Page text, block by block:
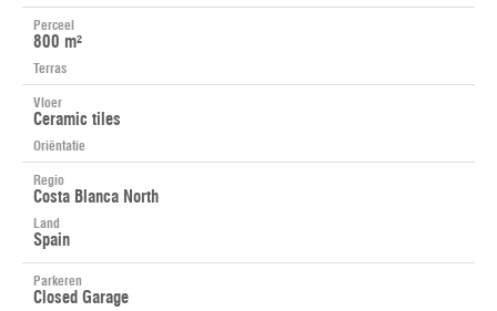
Perceel
800 m²
Terras
Vloer
Ceramic tiles
Oriëntatie
Regio
Costa Blanca North
Land
Spain
Parkeren
Closed Garage